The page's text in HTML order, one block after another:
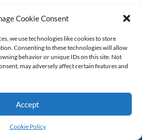
Cookie Consent
we use technologies like cookies to store
Consenting to these technologies will allow
behavior or unique IDs on this site. Not
may adversely affect certain features and
Accept
Cookie Policy
All Rights Reserved